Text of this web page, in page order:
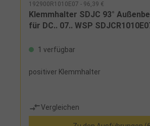
192900R1010E07 - 96,39 €
Klemmhalter SDJC 93°
für DC.. 07.. WSP
1 verfügbar
positiver Klemmhalter
Vergleichen